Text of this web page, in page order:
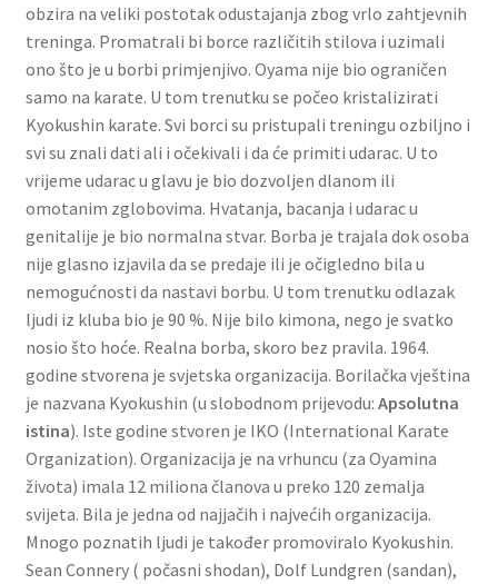
obzira na veliki postotak odustajanja zbog vrlo zahtjevnih
treninga. Promatrali bi borce različitih stilova i uzimali
ono što je u borbi primjenjivo. Oyama nije bio ograničen
samo na karate. U tom trenutku se počeo kristalizirati
Kyokushin karate. Svi borci su pristupali treningu ozbiljno i
svi su znali dati ali i očekivali i da će primiti udarac. U to
vrijeme udarac u glavu je bio dozvoljen dlanom ili
omotanim zglobovima. Hvatanja, bacanja i udarac u
genitalije je bio normalna stvar. Borba je trajala dok osoba
nije glasno izjavila da se predaje ili je očigledno bila u
nemogućnosti da nastavi borbu. U tom trenutku odlazak
ljudi iz kluba bio je 90 %. Nije bilo kimona, nego je svatko
nosio što hoće. Realna borba, skoro bez pravila. 1964.
godine stvorena je svjetska organizacija. Borilačka vještina
je nazvana Kyokushin (u slobodnom prijevodu: Apsolutna
istina). Iste godine stvoren je IKO (International Karate
Organization). Organizacija je na vrhuncu (za Oyamina
života) imala 12 miliona članova u preko 120 zemalja
svijeta. Bila je jedna od najjačih i najvećih organizacija.
Mnogo poznatih ljudi je također promoviralo Kyokushin.
Sean Connery ( počasni shodan), Dolf Lundgren (sandan),